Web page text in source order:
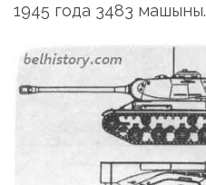
1945 года 3483 машыны.